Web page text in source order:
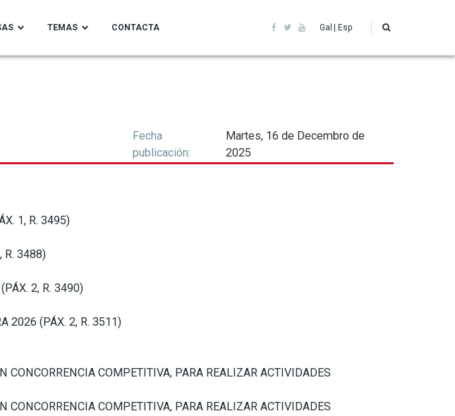
TEMAS CONTACTA Gal Esp
Fecha
publicación
Martes, 16 de Decembro de
2025
1, R. 3495)
R. 3488)
2, R. 3490)
2026 (PÁX. 2, R. 3511)
CONCORRENCIA COMPETITIVA, PARA REALIZAR ACTIVIDADES
CONCORRENCIA COMPETITIVA, PARA REALIZAR ACTIVIDADES